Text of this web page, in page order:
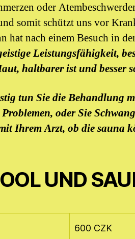
oder
somit schützt uns vor
hat nach einem Besuch in
Leistungsfähigkeit,
haltbarer ist und besser
tun Sie die Behandlung
oder Sie
Ihrem Arzt, ob die sauna
UND
600 CZK